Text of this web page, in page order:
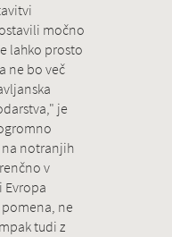
močno
lahko prosto
ne bo več
je
notranjih
v
ne
tudi z